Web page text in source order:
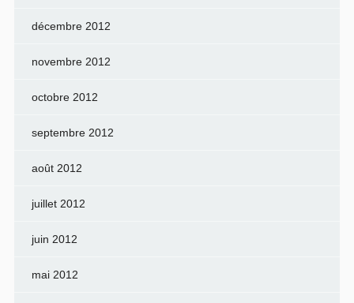
décembre 2012
novembre 2012
octobre 2012
septembre 2012
août 2012
juillet 2012
juin 2012
mai 2012